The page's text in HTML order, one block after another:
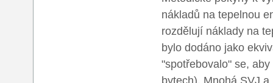
nákladů na tepelnou
rozdělují náklady na
bylo dodáno jako
"spotřebovalo" se,
bytech). Mnohá SVJ